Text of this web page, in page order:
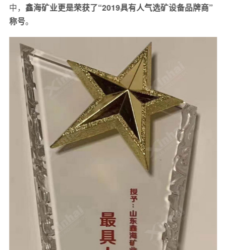
中， 鑫海矿业更是荣获了“2019具有人气选矿设备品牌商”
称号。